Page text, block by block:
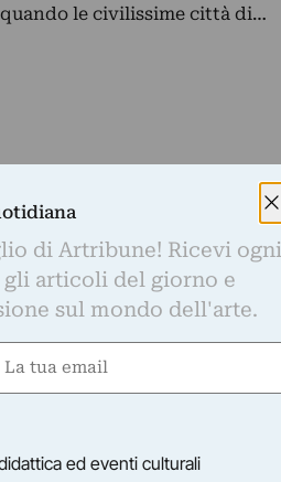
le civilissime città di…
di Artribune! Ricevi ogni
articoli del giorno e
sul mondo dell'arte.
Email
ed eventi culturali